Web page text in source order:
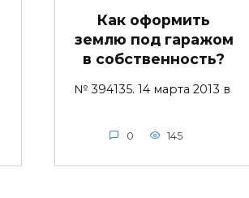
Как оформить
землю под гаражом
в собственность?
№ 394135. 14 марта 2013 в
0 145